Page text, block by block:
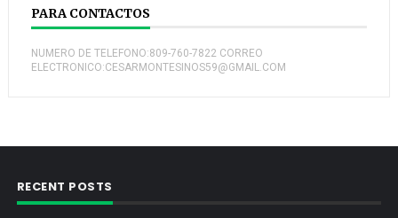
PARA CONTACTOS
NUMERO DE TELEFONO:809-760-7822 CORREO
ELECTRONICO:CESARMONTESINOS59@GMAIL.COM
RECENT POSTS